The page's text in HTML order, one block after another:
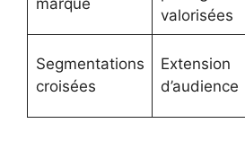
valorisées
Segmentations
croisées
Extension
d’audience